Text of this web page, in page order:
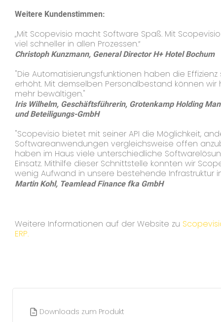
Weitere Kundenstimmen:
„Mit Scopevisio macht Software Spaß. Mit
viel schneller in allen Prozessen.“
Christoph Kunzmann, General Director H+ Hotel Bochum
"Die Automatisierungsfunktionen haben die Effizienz
erhöht. Mit demselben Personalbestand können wir
mehr bewältigen."
Iris Wilhelm, Geschäftsführerin, Grotenkamp Holding
und Beteiligungs-GmbH
"Scopevisio bietet mit seiner API die Möglichkeit,
Softwareanwendungen vergleichsweise offen
haben im Haus viele unterschiedliche
Einsatz. Mithilfe dieser Schnittstelle konnten wir
wenig Aufwand in unsere bestehende Infrastruktur
Martin Kohl, Teamlead Finance fka GmbH
Weitere Informationen auf der Website zu
ERP.
Downloads zum Produkt